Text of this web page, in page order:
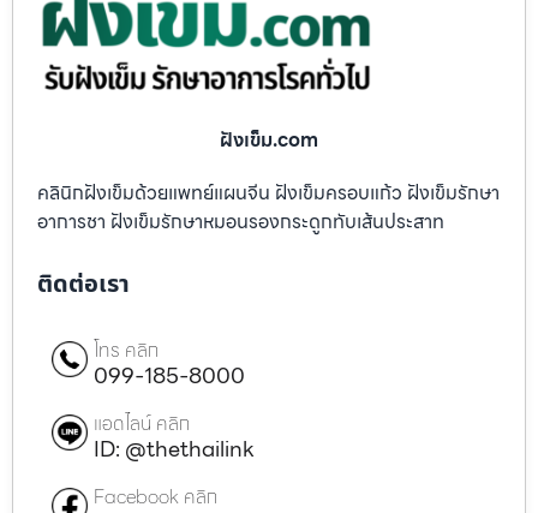
ฝังเข็ม.com
คลินิกฝังเข็มด้วยแพทย์แผนจีน ฝังเข็มครอบแก้ว ฝังเข็มรักษา
อาการชา ฝังเข็มรักษาหมอนรองกระดูกทับเส้นประสาท
ติดต่อเรา
โทร คลิก
099-185-8000
แอดไลน์ คลิก
ID: @thethailink
Facebook คลิก